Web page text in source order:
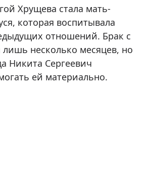
Хрущева стала мать-
которая воспитывала
отношений. Брак с
лишь несколько месяцев, но
Никита Сергеевич
ей материально.